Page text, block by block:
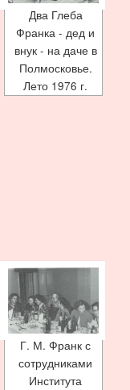
Два Глеба
Франка - дед и
внук - на даче в
Полмосковье.
Лето 1976 г.
Г. М. Франк с
сотрудниками
Института